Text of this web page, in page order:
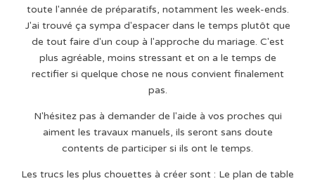
toute l'année de préparatifs, notamment les week-ends.
J'ai trouvé ça sympa d'espacer dans le temps plutôt que
de tout faire d'un coup à l'approche du mariage. C'est
plus agréable, moins stressant et on a le temps de
rectifier si quelque chose ne nous convient finalement
pas.
N'hésitez pas à demander de l'aide à vos proches qui
aiment les travaux manuels, ils seront sans doute
contents de participer si ils ont le temps.
Les trucs les plus chouettes à créer sont : Le plan de table